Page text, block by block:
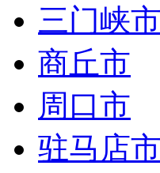
三门峡市
商丘市
周口市
驻马店市